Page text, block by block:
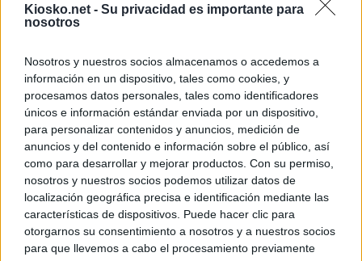
Kiosko.net - Su privacidad es importante para
nosotros
Nosotros y nuestros socios almacenamos o accedemos a
información en un dispositivo, tales como cookies, y
procesamos datos personales, tales como identificadores
únicos e información estándar enviada por un dispositivo,
para personalizar contenidos y anuncios, medición de
anuncios y del contenido e información sobre el público, así
como para desarrollar y mejorar productos. Con su permiso,
nosotros y nuestros socios podemos utilizar datos de
localización geográfica precisa e identificación mediante las
características de dispositivos. Puede hacer clic para
otorgarnos su consentimiento a nosotros y a nuestros socios
para que llevemos a cabo el procesamiento previamente